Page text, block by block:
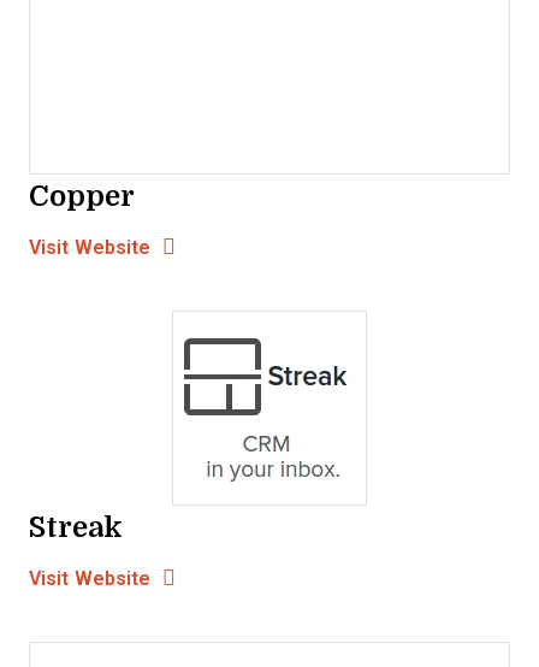
Copper
Visit Website Opens New Window
Streak
Visit Website Opens New Window